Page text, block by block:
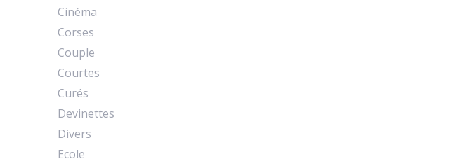
Cinéma
Corses
Couple
Courtes
Curés
Devinettes
Divers
Ecole